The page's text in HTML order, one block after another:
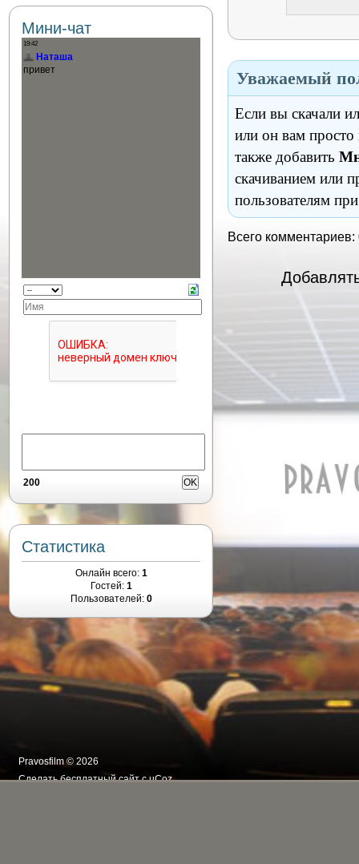
Уважаемый
Если вы скачали
или он вам просто
также добавить
скачиванием или
пользователям
Всего комментариев:
Мини-чат
200
Статистика
Онлайн всего: 1
Гостей: 1
Пользователей: 0
Pravosfilm © 2026
Сделатьбесплатный сайтсuCoz